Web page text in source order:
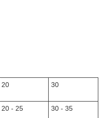
20 30
20 - 25 30 - 35